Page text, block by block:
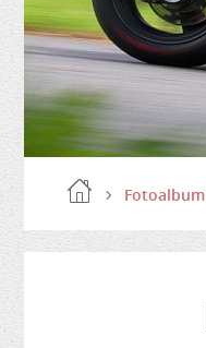
Fotoalbum